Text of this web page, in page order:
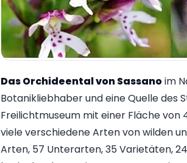
Das Orchideental vonSassanoim
Botanikliebhaber und eine Quelle des
Freilichtmuseum mit einer Fläche von
viele verschiedene Arten von wilden
Arten, 57 Unterarten, 35 Varietäten,